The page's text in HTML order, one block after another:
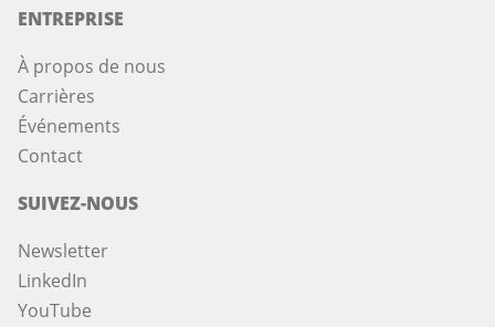
ENTREPRISE
À propos de nous
Carrières
Événements
Contact
SUIVEZ-NOUS
Newsletter
LinkedIn
YouTube